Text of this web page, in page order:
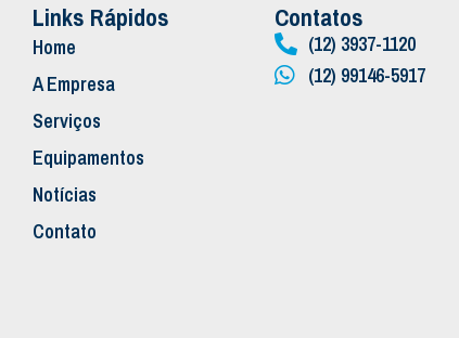
Links Rápidos
Home
A Empresa
Serviços
Equipamentos
Notícias
Contato
Contatos
(12) 3937-1120
(12) 99146-5917